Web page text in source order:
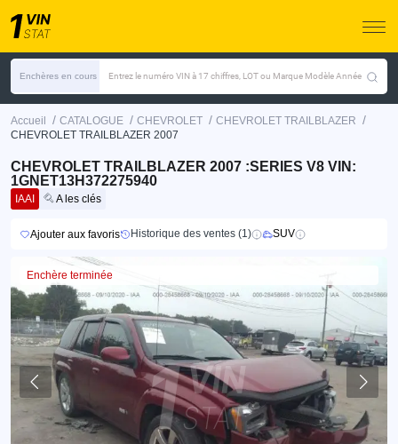
Enchères en cours Entrez le numéro VIN à 17 chiffres, LOT ou Marque Modèle Année
Accueil / CATALOGUE / CHEVROLET / CHEVROLET TRAILBLAZER /
CHEVROLET TRAILBLAZER 2007
CHEVROLET TRAILBLAZER 2007 :SERIES V8 VIN:
1GNET13H372275940
IAAI A les clés
Ajouter aux favoris Historique des ventes (1) SUV
Enchère terminée